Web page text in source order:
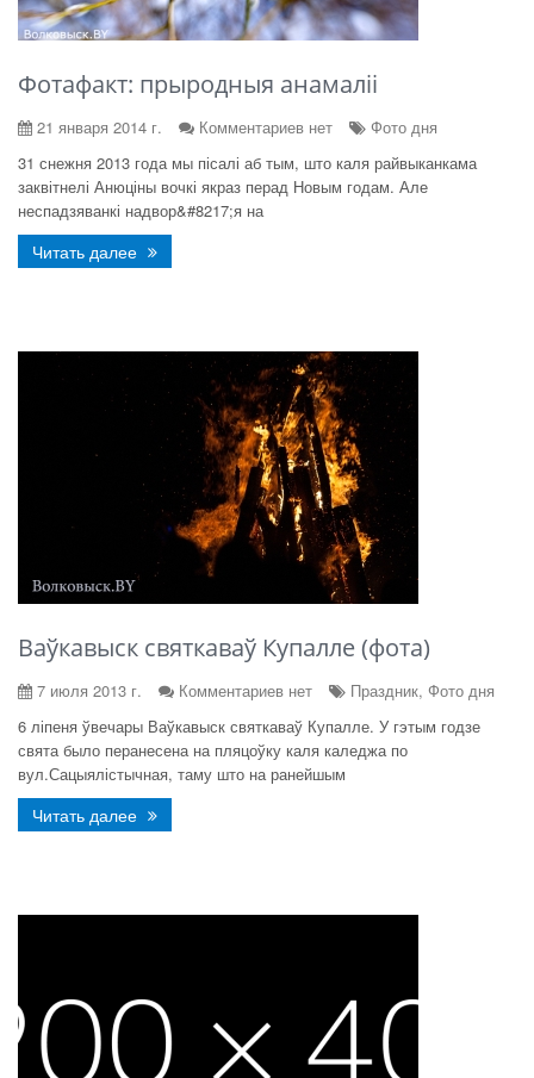
Фотафакт: прыродныя анамаліі
21 января 2014 г. Комментариев нет
Фото дня
31 снежня 2013 года мы пісалі аб тым, што каля райвыканкама
заквітнелі Анюціны вочкі якраз перад Новым годам. Але
неспадзяванкі надвор&#8217;я на
Читать далее
Ваўкавыск святкаваў Купалле (фота)
7 июля 2013 г. Комментариев нет
Праздник, Фото дня
6 ліпеня ўвечары Ваўкавыск святкаваў Купалле. У гэтым годзе
свята было перанесена на пляцоўку каля каледжа по
вул.Сацыялістычная, таму што на ранейшым
Читать далее